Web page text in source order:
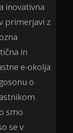
inovativna
primerjavi z
in
e-okolja
o
smo
se v